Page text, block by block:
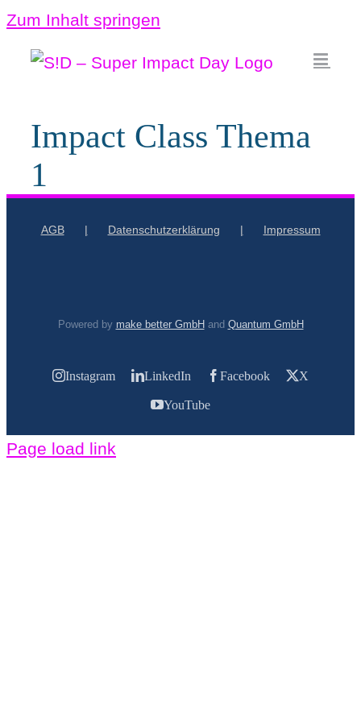
Zum Inhalt springen
Impact Class Thema
1
AGB Datenschutzerklärung Impressum
Powered by make better GmbH and Quantum GmbH
Instagram LinkedIn Facebook X
YouTube
Page load link